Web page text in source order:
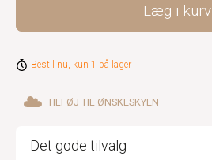
Læg i kurv
Bestil nu, kun 1 på lager
TILFØJ TIL ØNSKESKYEN
Det gode tilvalg